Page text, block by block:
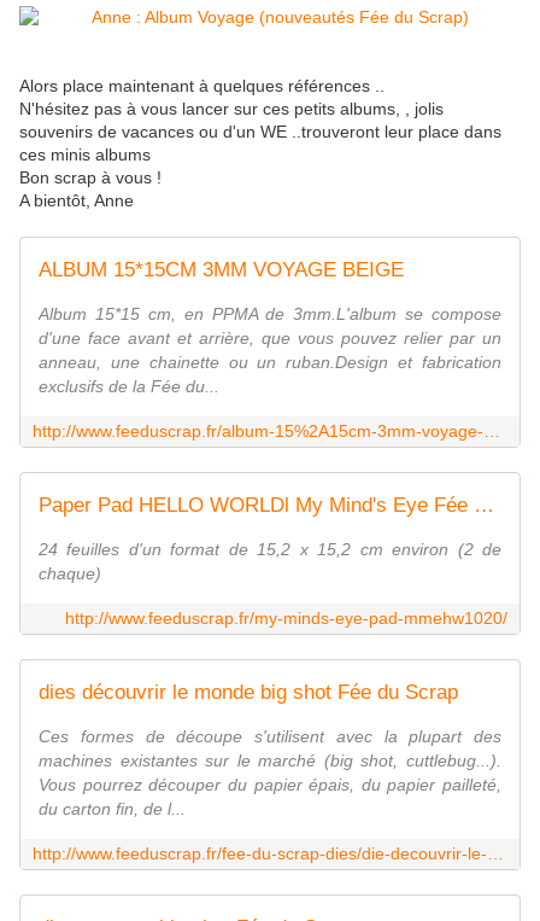
Alors place maintenant à quelques références ..
N'hésitez pas à vous lancer sur ces petits albums, , jolis
souvenirs de vacances ou d'un WE ..trouveront leur place dans
ces minis albums
Bon scrap à vous !
A bientôt, Anne
ALBUM 15*15CM 3MM VOYAGE BEIGE
Album 15*15 cm, en PPMA de 3mm.L'album se compose
d'une face avant et arrière, que vous pouvez relier par un
anneau, une chainette ou un ruban.Design et fabrication
exclusifs de la Fée du...
Paper Pad HELLO WORLDl My Mind's Eye Fée Du Scrap
24 feuilles d'un format de 15,2 x 15,2 cm environ (2 de
chaque)
http://www.feeduscrap.fr/my-minds-eye-pad-mmehw1020/
dies découvrir le monde big shot Fée du Scrap
Ces formes de découpe s'utilisent avec la plupart des
machines existantes sur le marché (big shot, cuttlebug...).
Vous pourrez découper du papier épais, du papier pailleté,
du carton fin, de l...